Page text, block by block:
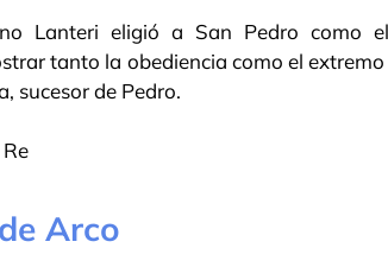
Lanteri eligió a San Pedro como
tanto la obediencia como el
sucesor de Pedro.
Arco